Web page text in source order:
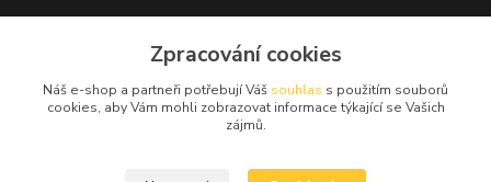
+420 776 839 986
info@nosice.com
Zpracování cookies
Náš e-shop a partneři potřebují Váš souhlas s použitím souborů
cookies, aby Vám mohli zobrazovat informace týkající se Vašich
zájmů.